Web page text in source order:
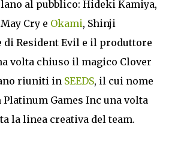
al pubblico: Hideki Kamiya,
Cry e Okami, Shinji
Resident Evil e il produttore
volta chiuso il magico Clover
riuniti in SEEDS, il cui nome
Games Inc una volta
la linea creativa del team.